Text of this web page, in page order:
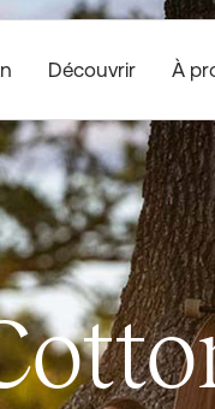
Découvrir À